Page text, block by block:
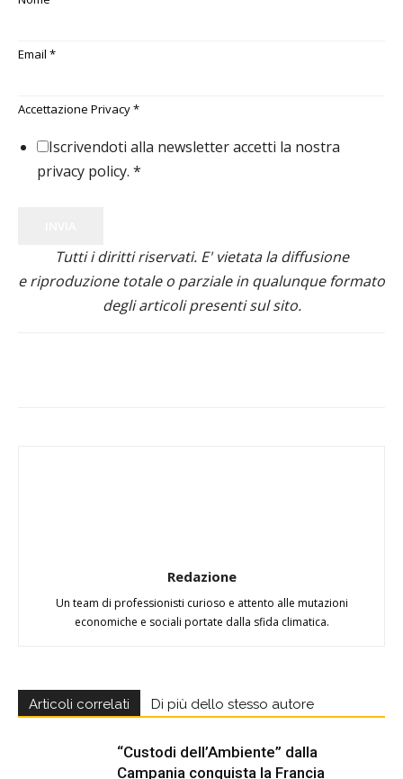
Email *
Accettazione Privacy*
Iscrivendoti alla newsletter accetti la nostra
privacy policy. *
Tutti i diritti riservati. E' vietata la diffusione
e riproduzione totale o parziale in qualunque formato
degli articoli presenti sul sito.
Redazione
Un team di professionisti curioso e attento alle mutazioni
economiche e sociali portate dalla sfida climatica.
Articoli correlati Di più dello stesso autore
“Custodi dell’Ambiente” dalla
Campania conquista la Francia